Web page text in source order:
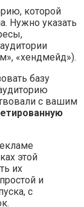
которой
Нужно указать
«хендмейд»).
базу
с вашим
этой
их
и
с